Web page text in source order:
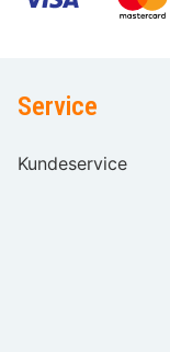
Service
Kundeservice